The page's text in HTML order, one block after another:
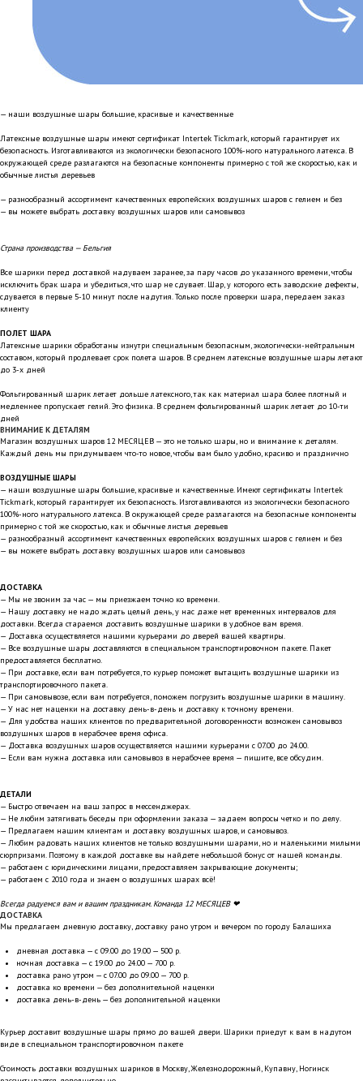
— наши воздушные шары большие, красивые и качественные
Латексные воздушные шары имеют сертификат Intertek Tickmark, который гарантирует их
безопасность. Изготавливаются из экологически безопасного 100%-ного натурального латекса. В
окружающей среде разлагаются на безопасные компоненты примерно с той же скоростью, как и
обычные листья деревьев
— разнообразный ассортимент качественных европейских воздушных шаров с гелием и без
— вы можете выбрать доставку воздушных шаров или самовывоз
Страна производства — Бельгия
Все шарики перед доставкой надуваем заранее, за пару часов до указанного времени, чтобы
исключить брак шара и убедиться, что шар не сдувает. Шар, у которого есть заводские дефекты,
сдувается в первые 5-10 минут после надутия. Только после проверки шара, передаем заказ
клиенту
ПОЛЕТ ШАРА
Латексные шарики обработаны изнутри специальным безопасным, экологически-нейтральным
составом, который продлевает срок полета шаров. В среднем латексные воздушные шары летают
до 3-х дней
Фольгированный шарик летает дольше латексного, так как материал шара более плотный и
медленнее пропускает гелий. Это физика. В среднем фольгированный шарик летает до 10-ти
дней
ВНИМАНИЕ К ДЕТАЛЯМ
Магазин воздушных шаров 12 МЕСЯЦЕВ — это не только шары, но и внимание к деталям.
Каждый день мы придумываем что-то новое, чтобы вам было удобно, красиво и празднично
ВОЗДУШНЫЕ ШАРЫ
— наши воздушные шары большие, красивые и качественные. Имеют сертификаты Intertek
Tickmark, который гарантирует их безопасность. Изготавливаются из экологически безопасного
100%-ного натурального латекса. В окружающей среде разлагаются на безопасные компоненты
примерно с той же скоростью, как и обычные листья деревьев
— разнообразный ассортимент качественных европейских воздушных шаров с гелием и без
— вы можете выбрать доставку воздушных шаров или самовывоз
ДОСТАВКА
— Мы не звоним за час — мы приезжаем точно ко времени.
— Нашу доставку не надо ждать целый день, у нас даже нет временных интервалов для
доставки. Всегда стараемся доставить воздушные шарики в удобное вам время.
— Доставка осуществляется нашими курьерами до дверей вашей квартиры.
— Все воздушные шары доставляются в специальном транспортировочном пакете. Пакет
предоставляется бесплатно.
— При доставке, если вам потребуется, то курьер поможет вытащить воздушные шарики из
транспортировочного пакета.
— При самовывозе, если вам потребуется, поможем погрузить воздушные шарики в машину.
— У нас нет наценки на доставку день-в-день и доставку к точному времени.
— Для удобства наших клиентов по предварительной договоренности возможен самовывоз
воздушных шаров в нерабочее время офиса.
— Доставка воздушных шаров осуществляется нашими курьерами с 07.00 до 24.00.
— Если вам нужна доставка или самовывоз в нерабочее время — пишите, все обсудим.
ДЕТАЛИ
— Быстро отвечаем на ваш запрос в мессенджерах.
— Не любим затягивать беседы при оформлении заказа — задаем вопросы четко и по делу.
— Предлагаем нашим клиентам и доставку воздушных шаров, и самовывоз.
— Любим радовать наших клиентов не только воздушными шарами, но и маленькими милыми
сюрпризами. Поэтому в каждой доставке вы найдете небольшой бонус от нашей команды.
— работаем с юридическими лицами, предоставляем закрывающие документы;
— работаем с 2010 года и знаем о воздушных шарах всё!
Всегда радуемся вам и вашим праздникам. Команда 12 МЕСЯЦЕВ ❤
ДОСТАВКА
Мы предлагаем дневную доставку, доставку рано утром и вечером по городу Балашиха
дневная доставка — с 09.00 до 19.00 — 500 р.
ночная доставка — с 19.00 до 24.00 — 700 р.
доставка рано утром — с 07.00 до 09.00 — 700 р.
доставка ко времени — без дополнительной наценки
доставка день-в-день — без дополнительной наценки
Курьер доставит воздушные шары прямо до вашей двери. Шарики приедут к вам в надутом
виде в специальном транспортировочном пакете
Стоимость доставки воздушных шариков в Москву, Железнодорожный, Купавну, Ногинск